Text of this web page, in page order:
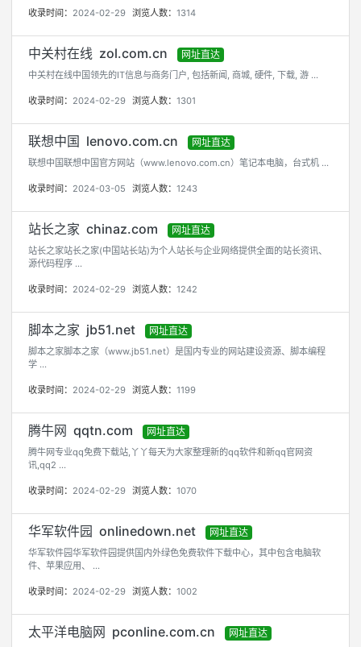
收录时间： 2024-02-29 浏览人数： 1314
中关村在线 zol.com.cn 网址直达
中关村在线中国领先的IT信息与商务门户, 包括新闻, 商城, 硬件, 下载, 游 ...
收录时间： 2024-02-29 浏览人数： 1301
联想中国 lenovo.com.cn 网址直达
联想中国联想中国官方网站（www.lenovo.com.cn）笔记本电脑，台式机 ...
收录时间： 2024-03-05 浏览人数： 1243
站长之家 chinaz.com 网址直达
站长之家站长之家(中国站长站)为个人站长与企业网络提供全面的站长资讯、
源代码程序 ...
收录时间： 2024-02-29 浏览人数： 1242
脚本之家 jb51.net 网址直达
脚本之家脚本之家（www.jb51.net）是国内专业的网站建设资源、脚本编程
学 ...
收录时间： 2024-02-29 浏览人数： 1199
腾牛网 qqtn.com 网址直达
腾牛网专业qq免费下载站,丫丫每天为大家整理新的qq软件和新qq官网资
讯,qq2 ...
收录时间： 2024-02-29 浏览人数： 1070
华军软件园 onlinedown.net 网址直达
华军软件园华军软件园提供国内外绿色免费软件下载中心，其中包含电脑软
件、苹果应用、 ...
收录时间： 2024-02-29 浏览人数： 1002
太平洋电脑网 pconline.com.cn 网址直达